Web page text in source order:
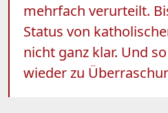
mehrfach verurteilt.
Status von
nicht ganz klar. Und
wieder zu